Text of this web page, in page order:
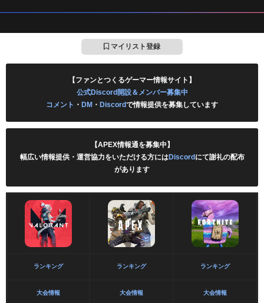
マイリスト登録
【ファンとつくるゲーマー情報サイト】
公式Discord開設＆メンバー募集中
コメント ・ DM ・ Discordで情報提供を募集しています
【APEX情報通を募集中】
幅広い情報提供・運営協力をいただける方にはDiscordにて謝礼の配布
があります
ランキング ランキング ランキング
大会情報 大会情報 大会情報